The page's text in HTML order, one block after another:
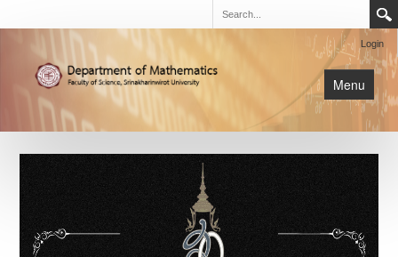
Login
Menu
หน้าหลัก
การเรียนการสอน